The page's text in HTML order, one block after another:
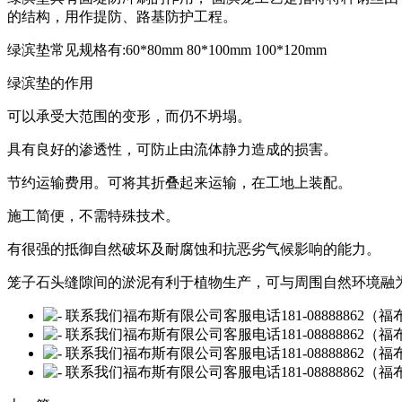
的结构，用作提防、路基防护工程。
绿滨垫常见规格有:60*80mm 80*100mm 100*120mm
绿滨垫的作用
可以承受大范围的变形，而仍不坍塌。
具有良好的渗透性，可防止由流体静力造成的损害。
节约运输费用。可将其折叠起来运输，在工地上装配。
施工简便，不需特殊技术。
有很强的抵御自然破坏及耐腐蚀和抗恶劣气候影响的能力。
笼子石头缝隙间的淤泥有利于植物生产，可与周围自然环境融